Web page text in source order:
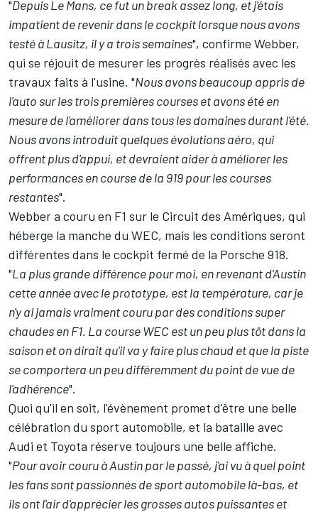
"Depuis Le Mans, ce fut un break assez long, et j'étais
impatient de revenir dans le cockpit lorsque nous avons
testé à Lausitz, il y a trois semaines", confirme Webber,
qui se réjouit de mesurer les progrès réalisés avec les
travaux faits à l'usine. "Nous avons beaucoup appris de
l'auto sur les trois premières courses et avons été en
mesure de l'améliorer dans tous les domaines durant l'été.
Nous avons introduit quelques évolutions aéro, qui
offrent plus d'appui, et devraient aider à améliorer les
performances en course de la 919 pour les courses
restantes".
Webber a couru en F1 sur le Circuit des Amériques, qui
héberge la manche du WEC, mais les conditions seront
différentes dans le cockpit fermé de la Porsche 918.
"La plus grande différence pour moi, en revenant d'Austin
cette année avec le prototype, est la température, car je
n'y ai jamais vraiment couru par des conditions super
chaudes en F1. La course WEC est un peu plus tôt dans la
saison et on dirait qu'il va y faire plus chaud et que la piste
se comportera un peu différemment du point de vue de
l'adhérence".
Quoi qu'il en soit, l'évènement promet d'être une belle
célébration du sport automobile, et la bataille avec
Audi et Toyota réserve toujours une belle affiche.
"Pour avoir couru à Austin par le passé, j'ai vu à quel point
les fans sont passionnés de sport automobile là-bas, et
ils ont l'air d'apprécier les grosses autos puissantes et